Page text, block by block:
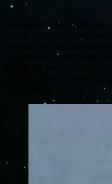
Realizando una
menos visible) y
apreciar una especie de
especulando) podría estar
que el sol estuviera
volador, pero la estructura